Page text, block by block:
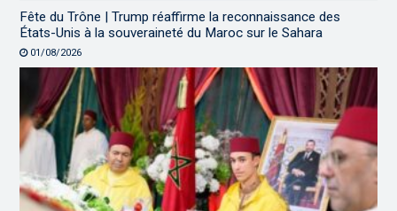
Fête du Trône | Trump réaffirme la reconnaissance des
États-Unis à la souveraineté du Maroc sur le Sahara
01/08/2026